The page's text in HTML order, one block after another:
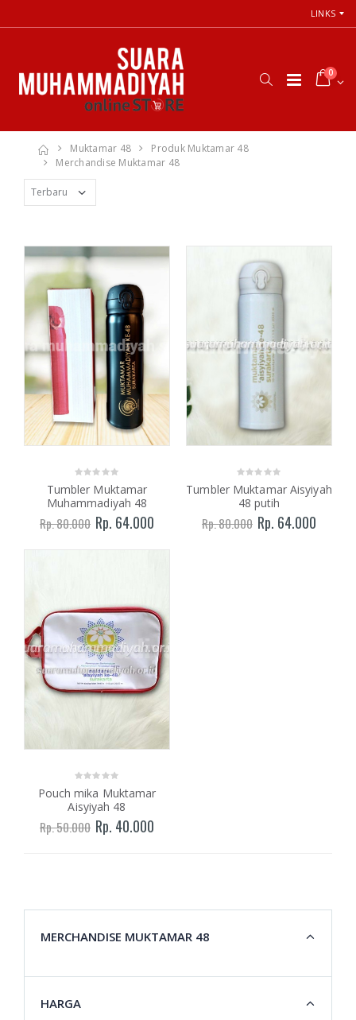
LINKS
0
Muktamar 48
Produk Muktamar 48
Merchandise Muktamar 48
Tumbler Muktamar
Muhammadiyah 48
Rp. 80.000 Rp. 64.000
Tumbler Muktamar Aisyiyah
48 putih
Rp. 80.000 Rp. 64.000
Pouch mika Muktamar
Aisyiyah 48
Rp. 50.000 Rp. 40.000
MERCHANDISE MUKTAMAR 48
HARGA